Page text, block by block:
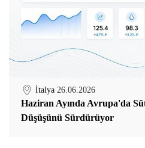
İtalya 26.06.2026
Haziran Ayında Avrupa'da
Düşüşünü Sürdürüyor